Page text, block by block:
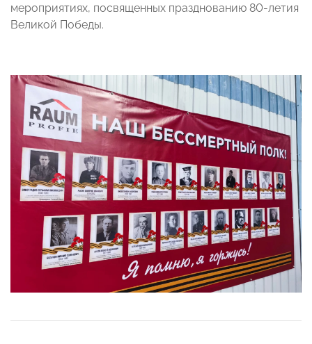
мероприятиях, посвященных празднованию 80-летия
Великой Победы.